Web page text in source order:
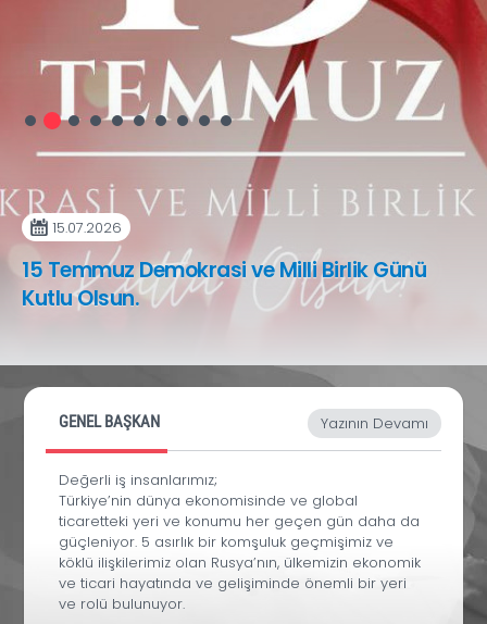
15.07.2026
15 Temmuz Demokrasi ve Milli Birlik Günü
Kutlu Olsun.
Yazının Devamı
GENEL BAŞKAN
Değerli iş insanlarımız;
Türkiye’nin dünya ekonomisinde ve global
ticaretteki yeri ve konumu her geçen gün daha da
güçleniyor. 5 asırlık bir komşuluk geçmişimiz ve
köklü ilişkilerimiz olan Rusya’nın, ülkemizin ekonomik
ve ticari hayatında ve gelişiminde önemli bir yeri
ve rolü bulunuyor.